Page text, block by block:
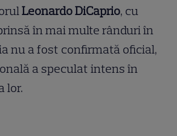
Leonardo DiCaprio, cu
în mai multe rânduri în
nu a fost confirmată oficial,
a speculat intens în
lor.